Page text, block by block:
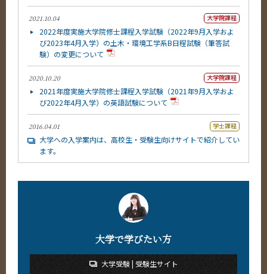
2021.10.04 大学院課程
2022年度実施大学院修士課程入学試験（2022年9月入学およ
び2023年4月入学）の土木・環境工学系B日程試験（筆答試
験）の変更について
2020.10.20 大学院課程
2021年度実施大学院修士課程入学試験（2021年9月入学およ
び2022年4月入学）の英語試験について
2016.04.01 学士課程
大学への入学案内は、高校生・受験生向けサイトで紹介してい
ます。
大学で学びたい方
大学受験 | 受験生サイト